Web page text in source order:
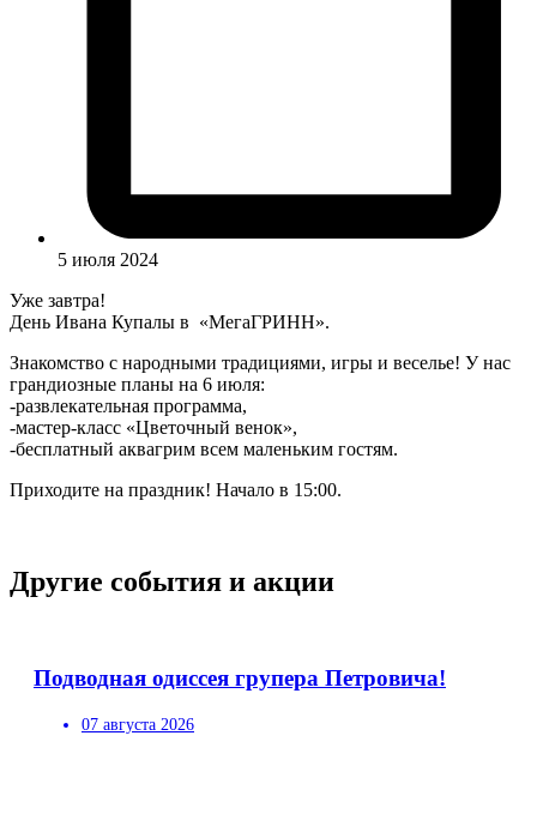
5 июля 2024
Уже завтра!
День Ивана Купалы в «МегаГРИНН».
Знакомство с народными традициями, игры и веселье! У нас
грандиозные планы на 6 июля:
-развлекательная программа,
-мастер-класс «Цветочный венок»,
-бесплатный аквагрим всем маленьким гостям.
Приходите на праздник! Начало в 15:00.
Другие события и акции
Подводная одиссея групера Петровича!
07 августа 2026